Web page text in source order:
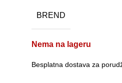
BREND
Nema na lageru
Besplatna dostava za